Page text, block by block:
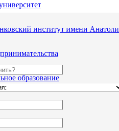
институт имени
образование